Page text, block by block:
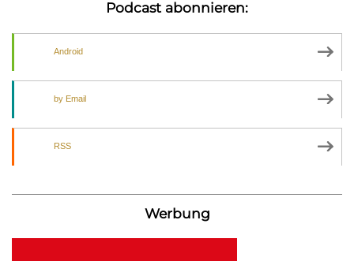
Podcast abonnieren:
Android
by Email
RSS
Werbung